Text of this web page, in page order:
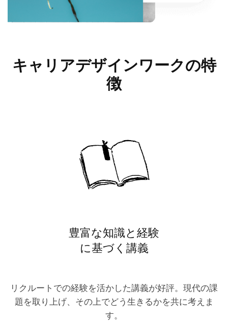
キャリアデザインワークの特
徴
豊富な知識と経験
に基づく講義
リクルートでの経験を活かした講義が好評。現代の課
題を取り上げ、その上でどう生きるかを共に考えま
す。